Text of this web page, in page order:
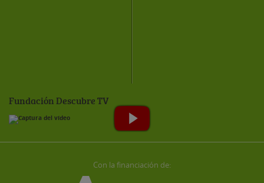
Fundación Descubre TV
Con la financiación de: